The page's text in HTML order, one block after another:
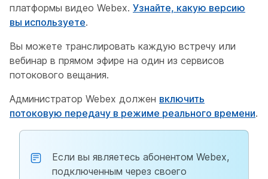
платформы видео Webex. Узнайте, какую версию
вы используете.
Вы можете транслировать каждую встречу или
вебинар в прямом эфире на один из сервисов
потокового вещания.
Администратор Webex должен включить
потоковую передачу в режиме реального времени.
Если вы являетесь абонентом Webex,
подключенным через своего